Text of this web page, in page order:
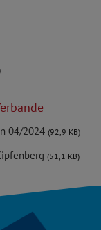
04/2024 (92,9 KB)
(51,1 KB)